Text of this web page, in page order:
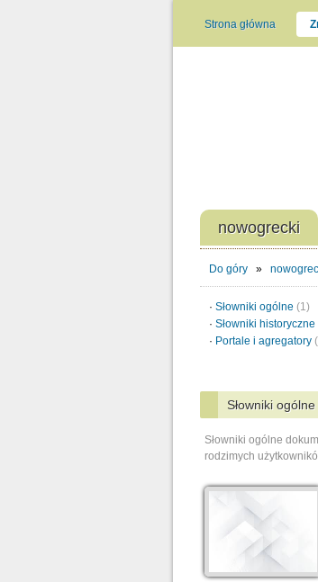
Strona główna
nowogrecki
Do góry »
· Słowniki ogólne (1)
· Słowniki historyczne
· Portale i agregatory
Słowniki ogólne
Słowniki ogólne
rodzimych